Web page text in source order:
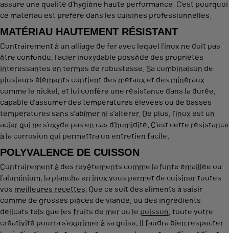
assure une qualité d'hygiène haute performance. C’est pourquoi
ce matériau est préféré dans les cuisines professionnelles.
MATÉRIAU HAUTEMENT RÉSISTANT
Contrairement à un alliage de fer avec lequel l’inox ne doit pas
être confondu, l’acier inoxydable possède des propriétés
intéressantes en termes de robustesse. Sa combinaison de
plusieurs éléments contient des métaux et des minéraux
comme le nickel, et lui confère une résistance dans la durée,
capable d’assumer des températures élevées ou de basses
températures sans s'abîmer ni s'altérer. De plus, l’inox est un
acier qui ne s’oxyde pas en cas d’humidité. C’est cette résistance
à la corrosion qui permettra un entretien facile.
POLYVALENCE DE CUISSON
Contrairement à des revêtements comme la fonte émaillée ou
l’aluminium, la plancha en inox vous permet de cuisiner toutes
vos meilleures recettes. Que ce soit des aliments à saisir
comme de grosses pièces de viande, ou des ingrédients
délicats tels que les fruits de mer ou le poisson, toute votre
créativité pourra s’exprimer à sa guise. Il faudra bien respecter